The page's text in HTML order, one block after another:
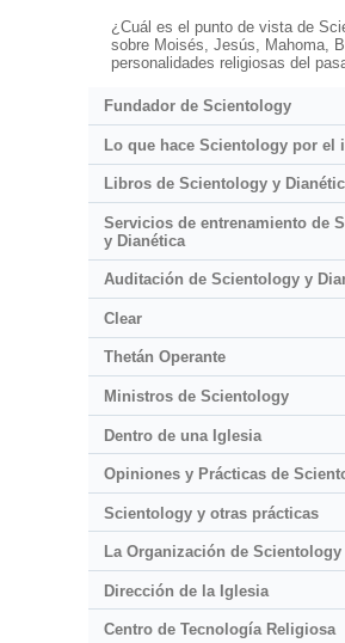
¿Cuál es el punto de vista de
sobre Moisés, Jesús, Mahoma,
personalidades religiosas del
Fundador de Scientology
Lo que hace Scientology por el
Libros de Scientology y
Servicios de entrenamiento de
y Dianética
Auditación de Scientology y
Clear
Thetán Operante
Ministros de Scientology
Dentro de una Iglesia
Opiniones y Prácticas de
Scientology y otras prácticas
La Organización de Scientology
Dirección de la Iglesia
Centro de Tecnología Religiosa